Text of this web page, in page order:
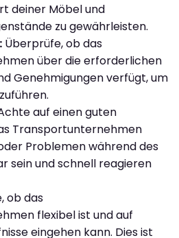
deiner Möbel und
zu gewährleisten.
Überprüfe, ob das
über die erforderlichen
Genehmigungen verfügt, um
auf einen guten
Transportunternehmen
Problemen während des
sein und schnell reagieren
ob das
flexibel ist und auf
eingehen kann. Dies ist